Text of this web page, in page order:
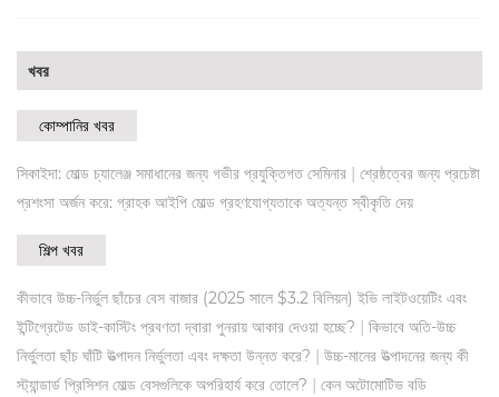
খবর
কোম্পানির খবর
সিকাইদা: মোল্ড চ্যালেঞ্জ সমাধানের জন্য গভীর প্রযুক্তিগত সেমিনার | শ্রেষ্ঠত্বের জন্য প্রচেষ্টা
প্রশংসা অর্জন করে: গ্রাহক আইপি মোল্ড গ্রহণযোগ্যতাকে অত্যন্ত স্বীকৃতি দেয়
শিল্প খবর
কীভাবে উচ্চ-নির্ভুল ছাঁচের বেস বাজার (2025 সালে $3.2 বিলিয়ন) ইভি লাইটওয়েটিং এবং
ইন্টিগ্রেটেড ডাই-কাস্টিং প্রবণতা দ্বারা পুনরায় আকার দেওয়া হচ্ছে? | কিভাবে অতি-উচ্চ
নির্ভুলতা ছাঁচ ঘাঁটি উত্পাদন নির্ভুলতা এবং দক্ষতা উন্নত করে? | উচ্চ-মানের উত্পাদনের জন্য কী
স্ট্যান্ডার্ড প্রিসিশন মোল্ড বেসগুলিকে অপরিহার্য করে তোলে? | কেন অটোমোটিভ বডি